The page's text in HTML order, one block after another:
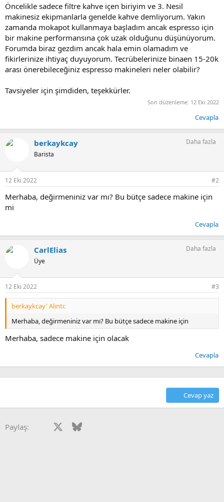
t
a
n
r
i
h
i
Öncelikle sadece filtre kahve içen biriyim ve 3. Nesil
makinesiz ekipmanlarla genelde kahve demliyorum. Yakın
zamanda mokapot kullanmaya başladım ancak espresso için
bir makine performansına çok uzak olduğunu düşünüyorum.
Forumda biraz gezdim ancak hala emin olamadım ve
fikirlerinize ihtiyaç duyuyorum. Tecrübelerinize binaen 15-20k
arası önerebileceğiniz espresso makineleri neler olabilir?
Tavsiyeler için şimdiden, teşekkürler.
Son düzenleme: 12 Eki 2022
Cevapla
berkaykcay
Barista
Daha fazla
12 Eki 2022 #2
Merhaba, değirmeniniz var mı? Bu bütçe sadece makine için
mi
Cevapla
CarlElias
Üye
Daha fazla
12 Eki 2022 #3
berkaykcay' Alıntı:
Merhaba, değirmeniniz var mı? Bu bütçe sadece makine için
Merhaba, sadece makine için olacak
Cevapla
Cevap yaz
Paylaş: Facebook Bluesky